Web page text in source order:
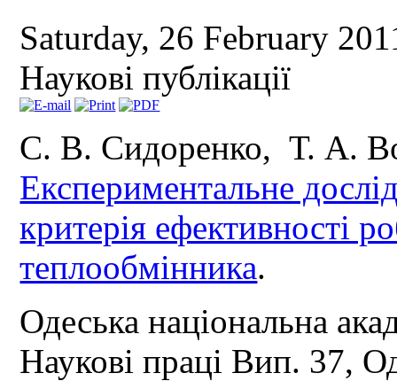
Saturday, 26 February
Наукові публікації
С. В. Сидоренко, Т. А.
Експериментальне
критерія ефективності
теплообмінника.
Одеська національна
Наукові праці Вип. 37,